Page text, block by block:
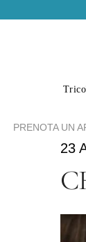
PRENOTA UN
23